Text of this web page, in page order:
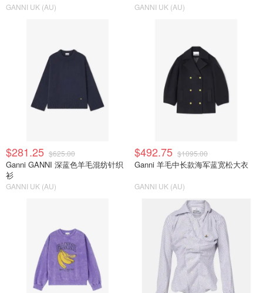
GANNI UK (AU) GANNI UK (AU)
$281.25 $625.00
Ganni GANNI 深蓝色羊毛混纺针织
衫
GANNI UK (AU)
$492.75 $1095.00
Ganni 羊毛中长款海军蓝宽松大衣
GANNI UK (AU)